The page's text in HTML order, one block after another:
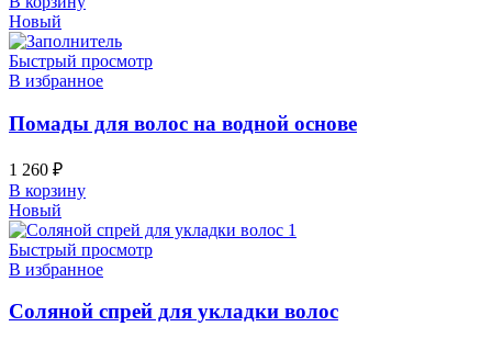
Новый
Быстрый просмотр
В избранное
Помады для волос на водной основе
1 260 ₽
В корзину
Новый
Быстрый просмотр
В избранное
Соляной спрей для укладки волос